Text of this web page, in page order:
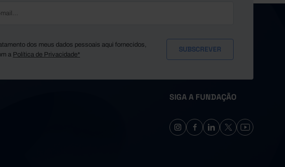
dos meus dados pessoais aqui fornecidos,
a Política de Privacidade*
SIGA A FUNDAÇÃO